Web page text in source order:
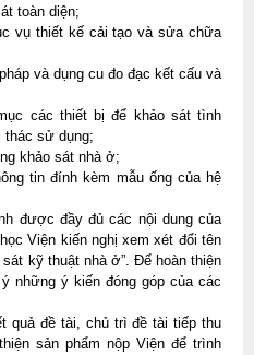
toàn diện;
vụ thiết kế cải tạo và sửa chữa
và dụng cu đo đạc kết cấu và
các thiết bị để khảo sát tình
thác sử dụng;
khảo sát nhà ở;
tin đính kèm mẫu ống của hệ
được đầy đủ các nội dung của
Viện kiến nghị xem xét đổi tên
kỹ thuật nhà ở”. Để hoàn thiện
những ý kiến đóng góp của các
quả đề tài, chủ trì đề tài tiếp thu
sản phẩm nộp Viện để trình